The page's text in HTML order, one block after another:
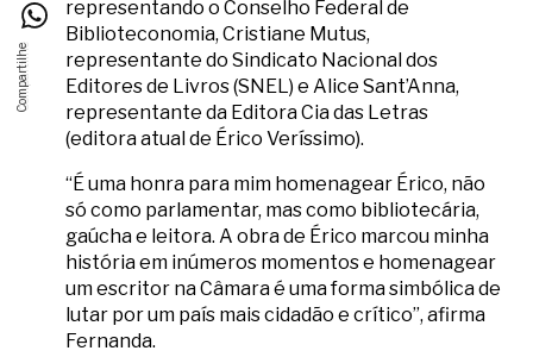
representando o Conselho Federal de
Biblioteconomia, Cristiane Mutus,
representante do Sindicato Nacional dos
Editores de Livros (SNEL) e Alice Sant’Anna,
representante da Editora Cia das Letras
(editora atual de Érico Veríssimo).
“É uma honra para mim homenagear Érico, não
só como parlamentar, mas como bibliotecária,
gaúcha e leitora. A obra de Érico marcou minha
história em inúmeros momentos e homenagear
um escritor na Câmara é uma forma simbólica de
lutar por um país mais cidadão e crítico”, afirma
Fernanda.